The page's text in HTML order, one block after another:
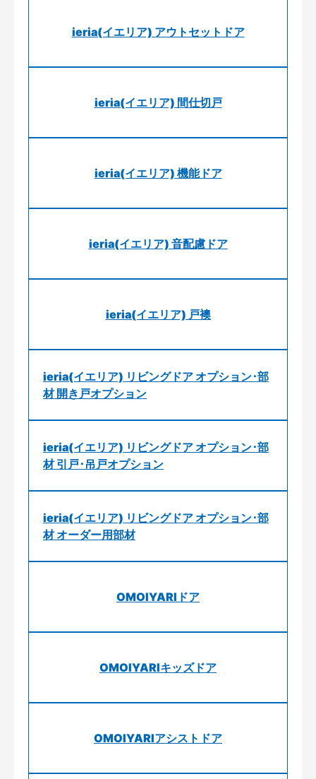
ieria(イエリア) アウトセットドア
ieria(イエリア) 間仕切戸
ieria(イエリア) 機能ドア
ieria(イエリア) 音配慮ドア
ieria(イエリア) 戸襖
ieria(イエリア) リビングドア オプション･部
材 開き戸オプション
ieria(イエリア) リビングドア オプション･部
材 引戸･吊戸オプション
ieria(イエリア) リビングドア オプション･部
材 オーダー用部材
OMOIYARIドア
OMOIYARIキッズドア
OMOIYARIアシストドア